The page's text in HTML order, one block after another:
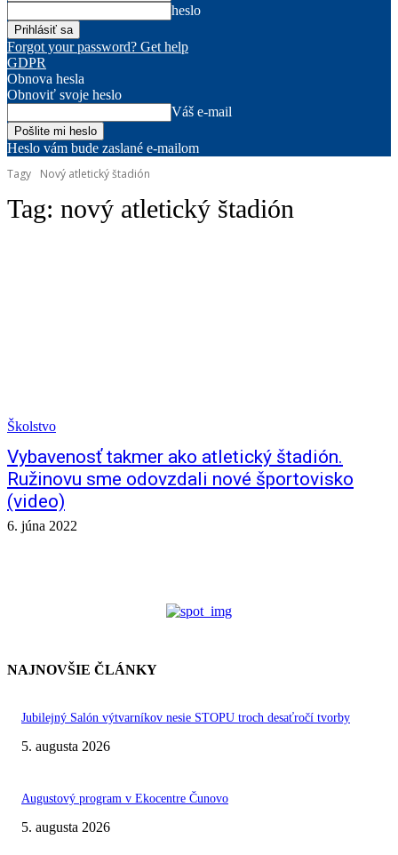
heslo
Forgot your password? Get help
GDPR
Obnova hesla
Obnoviť svoje heslo
Váš e-mail
Heslo vám bude zaslané e-mailom
Tagy
Nový atletický štadión
Tag: nový atletický štadión
Školstvo
Vybavenosť takmer ako atletický štadión.
Ružinovu sme odovzdali nové športovisko
(video)
6. júna 2022
NAJNOVŠIE ČLÁNKY
Jubilejný Salón výtvarníkov nesie STOPU troch desaťročí tvorby
5. augusta 2026
Augustový program v Ekocentre Čunovo
5. augusta 2026